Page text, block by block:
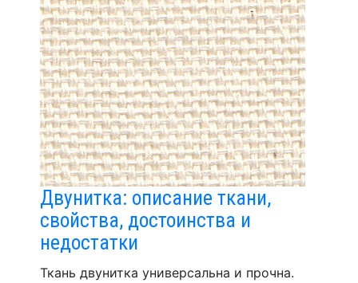
Двунитка: описание ткани,
свойства, достоинства и
недостатки
Ткань двунитка универсальна и прочна.